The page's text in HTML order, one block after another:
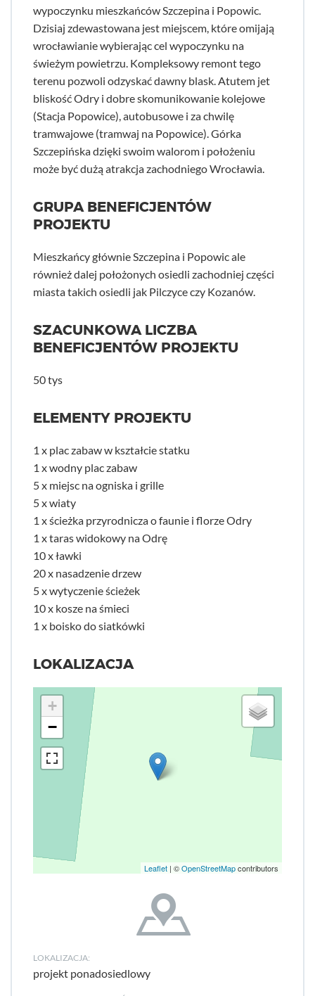
wypoczynku mieszkańców Szczepina i Popowic.
Dzisiaj zdewastowana jest miejscem, które omijają
wrocławianie wybierając cel wypoczynku na
świeżym powietrzu. Kompleksowy remont tego
terenu pozwoli odzyskać dawny blask. Atutem jet
bliskość Odry i dobre skomunikowanie kolejowe
(Stacja Popowice), autobusowe i za chwilę
tramwajowe (tramwaj na Popowice). Górka
Szczepińska dzięki swoim walorom i położeniu
może być dużą atrakcja zachodniego Wrocławia.
GRUPA BENEFICJENTÓW
PROJEKTU
Mieszkańcy głównie Szczepina i Popowic ale
również dalej położonych osiedli zachodniej części
miasta takich osiedli jak Pilczyce czy Kozanów.
SZACUNKOWA LICZBA
BENEFICJENTÓW PROJEKTU
50 tys
ELEMENTY PROJEKTU
1 x plac zabaw w kształcie statku
1 x wodny plac zabaw
5 x miejsc na ogniska i grille
5 x wiaty
1 x ścieżka przyrodnicza o faunie i florze Odry
1 x taras widokowy na Odrę
10 x ławki
20 x nasadzenie drzew
5 x wytyczenie ścieżek
10 x kosze na śmieci
1 x boisko do siatkówki
LOKALIZACJA
+
−
Leaflet | ©OpenStreetMapcontributors
LOKALIZACJA:
projekt ponadosiedlowy